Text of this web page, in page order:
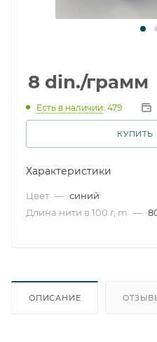
8 din./грамм
Есть в наличии: 479
КУПИТЬ
Характеристики
Цвет — синий
Длина нити в 100 г, m —
ОПИСАНИЕ